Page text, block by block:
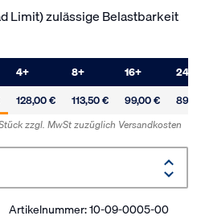
Limit) zulässige Belastbarkeit
4+ 8+ 16+ 24
128,00 € 113,50 € 99,00 €
zzgl. MwStzuzüglich Versandkosten
Artikelnummer:10-09-0005-00